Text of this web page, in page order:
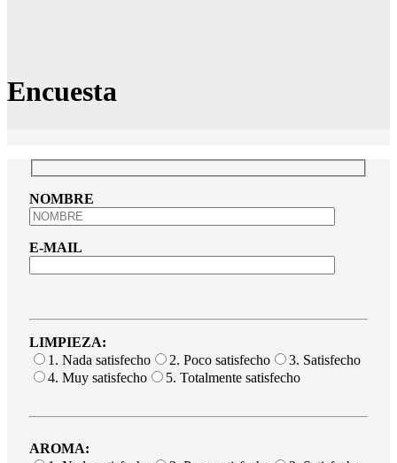
Encuesta
NOMBRE
E-MAIL
LIMPIEZA:
1. Nada satisfecho
2. Poco satisfecho
3. Satisfecho
4. Muy satisfecho
5. Totalmente satisfecho
AROMA: